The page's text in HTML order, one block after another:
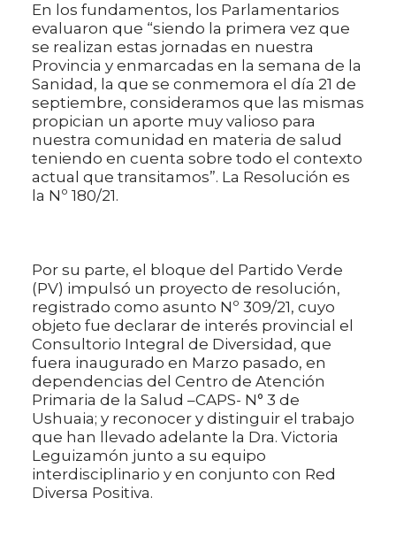
En los fundamentos, los Parlamentarios
evaluaron que “siendo la primera vez que
se realizan estas jornadas en nuestra
Provincia y enmarcadas en la semana de la
Sanidad, la que se conmemora el día 21 de
septiembre, consideramos que las mismas
propician un aporte muy valioso para
nuestra comunidad en materia de salud
teniendo en cuenta sobre todo el contexto
actual que transitamos”. La Resolución es
la Nº 180/21.
Por su parte, el bloque del Partido Verde
(PV) impulsó un proyecto de resolución,
registrado como asunto Nº 309/21, cuyo
objeto fue declarar de interés provincial el
Consultorio Integral de Diversidad, que
fuera inaugurado en Marzo pasado, en
dependencias del Centro de Atención
Primaria de la Salud –CAPS- N° 3 de
Ushuaia; y reconocer y distinguir el trabajo
que han llevado adelante la Dra. Victoria
Leguizamón junto a su equipo
interdisciplinario y en conjunto con Red
Diversa Positiva.